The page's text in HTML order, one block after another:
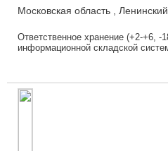
Московская область ,
Ответственное хранение (+2-+6, -
информационной складской